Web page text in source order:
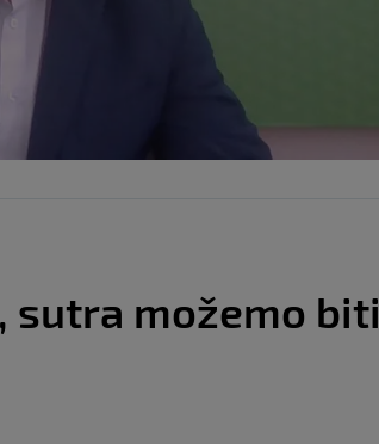
sutra možemo biti